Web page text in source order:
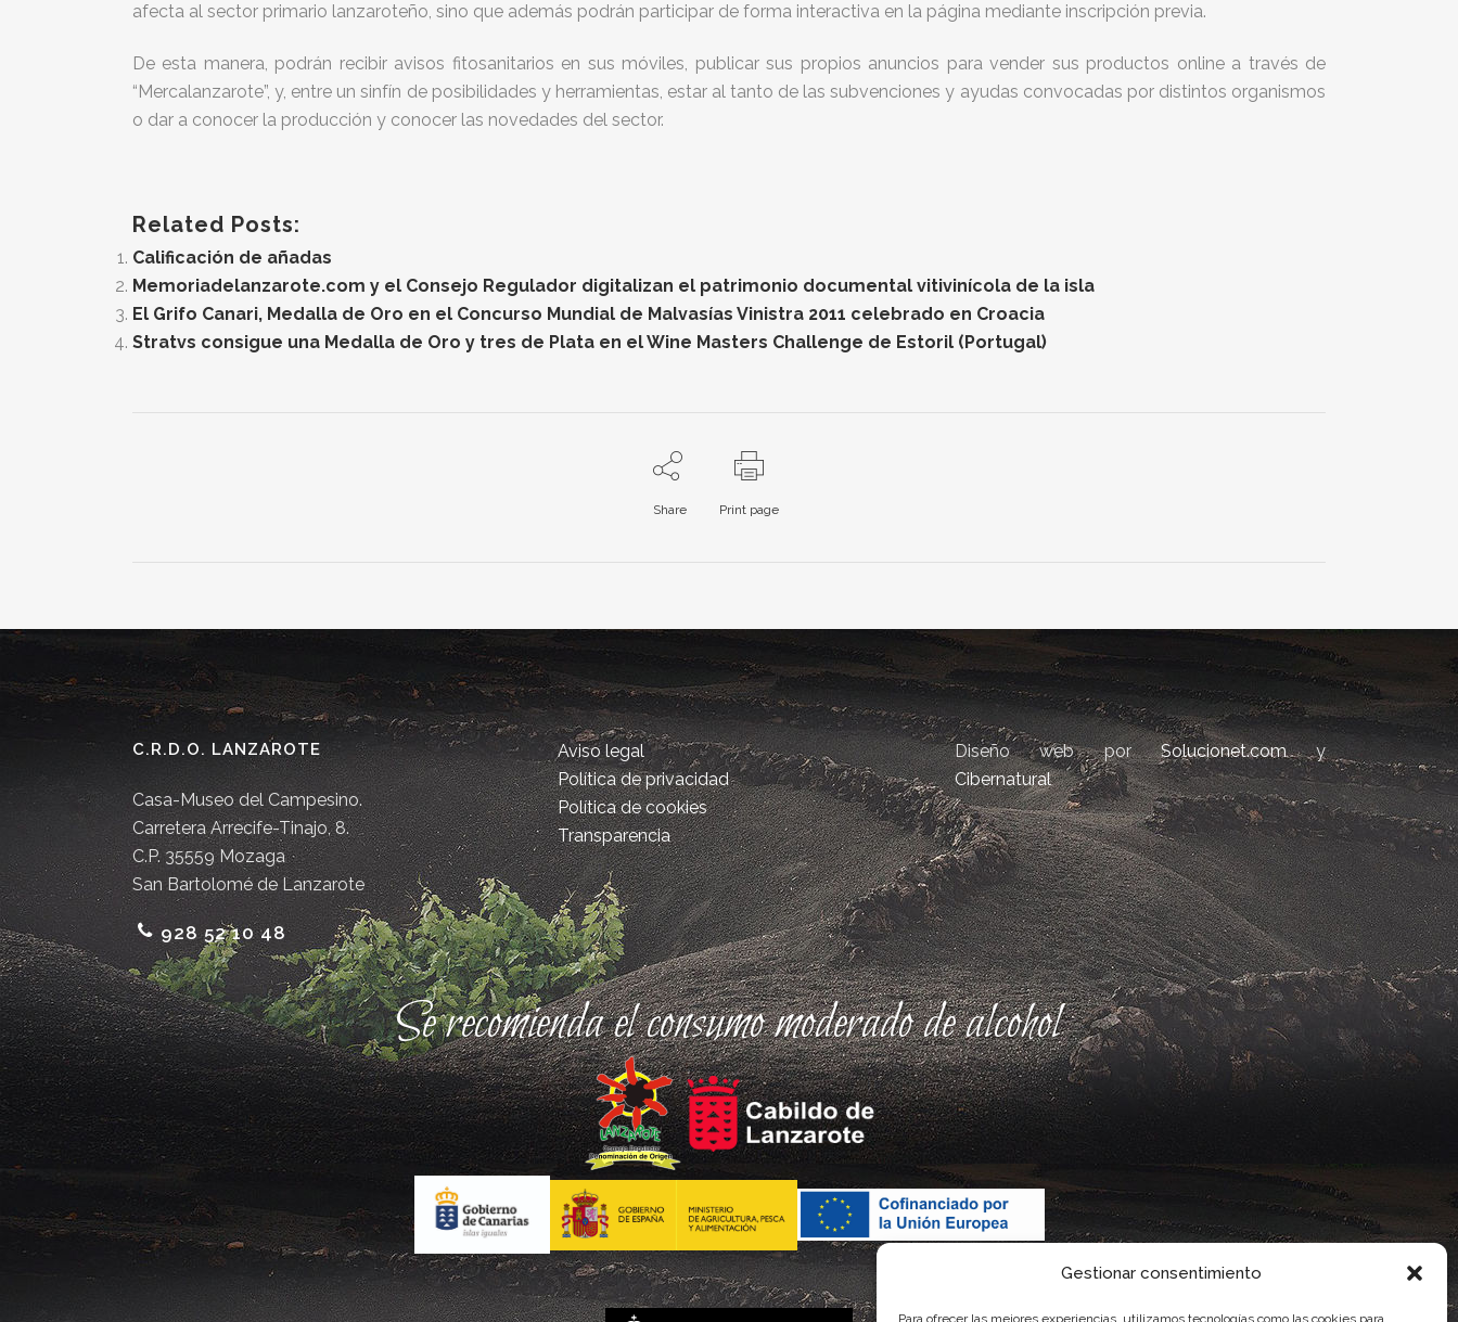
Gestionar consentimiento
Para ofrecer las mejores experiencias, utilizamos tecnologías como las cookies para
afecta al sector primario lanzaroteño, sino que además podrán participar de forma interactiva en la página mediante inscripción previa.
De esta manera, podrán recibir avisos fitosanitarios en sus móviles, publicar sus propios anuncios para vender sus productos online a través de
“Mercalanzarote”, y, entre un sinfín de posibilidades y herramientas, estar al tanto de las subvenciones y ayudas convocadas por distintos organismos
o dar a conocer la producción y conocer las novedades del sector.
Related Posts:
Calificación de añadas
Memoriadelanzarote.com y el Consejo Regulador digitalizan el patrimonio documental vitivinícola de la isla
El Grifo Canari, Medalla de Oro en el Concurso Mundial de Malvasías Vinistra 2011 celebrado en Croacia
Stratvs consigue una Medalla de Oro y tres de Plata en el Wine Masters Challenge de Estoril (Portugal)
Share Print page
C.R.D.O. LANZAROTE
Casa-Museo del Campesino.
Carretera Arrecife-Tinajo, 8.
C.P. 35559 Mozaga
San Bartolomé de Lanzarote
928 52 10 48
Aviso legal
Política de privacidad
Política de cookies
Transparencia
Diseño web porSolucionet.comy
Cibernatural
Se recomienda el consumo moderado de alcohol